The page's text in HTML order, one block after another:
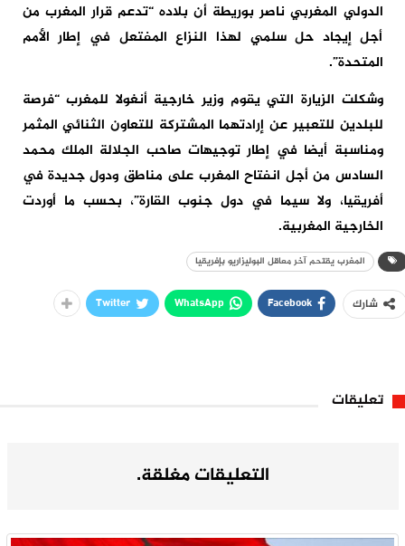
الدولي المغربي ناصر بوريطة أن بلاده “تدعم قرار المغرب من
أجل إيجاد حل سلمي لهذا النزاع المفتعل في إطار الأمم
المتحدة”.
وشكلت الزيارة التي يقوم وزير خارجية أنغولا للمغرب “فرصة
للبلدين للتعبير عن إرادتهما المشتركة للتعاون الثنائي المثمر
ومناسبة أيضا في إطار توجيهات صاحب الجلالة الملك محمد
السادس من أجل انفتاح المغرب على مناطق ودول جديدة في
أفريقيا، ولا سيما في دول جنوب القارة”، بحسب ما أوردت
الخارجية المغربية.
المغرب يقتحم آخر معاقل البوليزاريو بإفريقيا
شارك Facebook
WhatsApp
Twitter
تعليقات
التعليقات مغلقة.